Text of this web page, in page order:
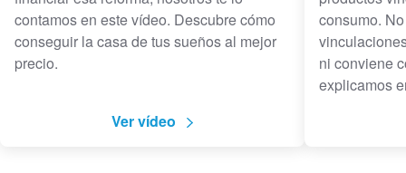
contamos en este vídeo. Descubre cómo
conseguir la casa de tus sueños al mejor
precio.
Ver vídeo
consumo.
ni conviene
explicamos